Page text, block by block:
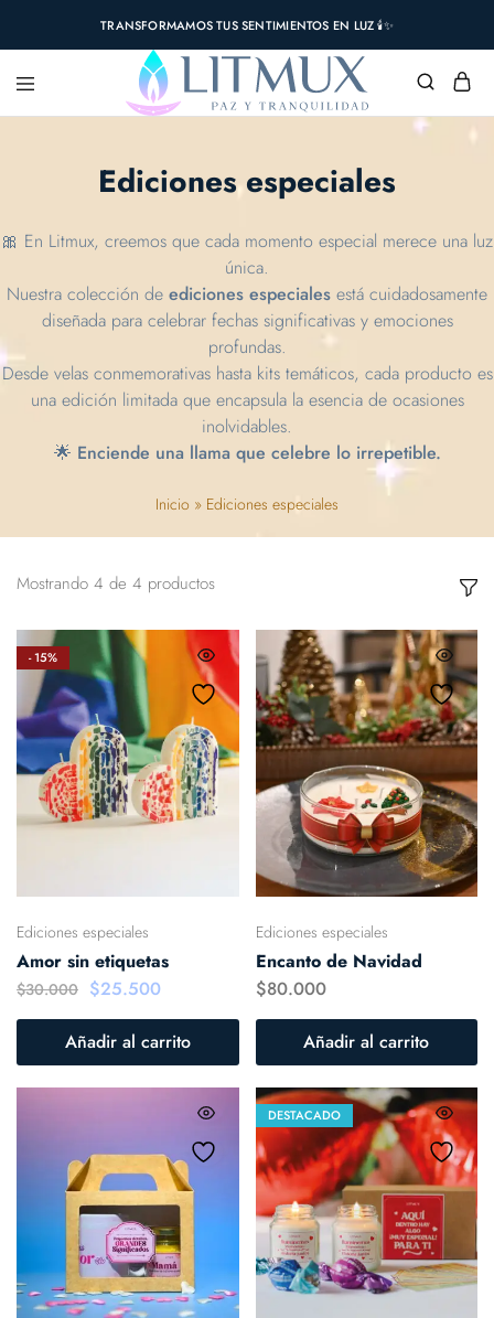
TRANSFORMAMOS TUS SENTIMIENTOS EN LUZ 🕯️✨
Inicio » Ediciones especiales
Ediciones especiales
🎀 En Litmux, creemos que cada momento especial merece una luz
única.
Nuestra colección de ediciones especiales está cuidadosamente
diseñada para celebrar fechas significativas y emociones
profundas.
Desde velas conmemorativas hasta kits temáticos, cada producto es
una edición limitada que encapsula la esencia de ocasiones
inolvidables.
🌟 Enciende una llama que celebre lo irrepetible.
Mostrando 4 de 4 productos
- 15%
Ediciones especiales
Amor sin etiquetas
$30.000 $25.500
Añadir al carrito
Ediciones especiales
Encanto de Navidad
$80.000
Añadir al carrito
DESTACADO